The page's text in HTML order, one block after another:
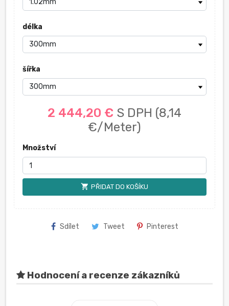
délka
šířka
2 444,20 € S DPH (8,14
€/Meter)
Množství
shopping_cart PŘIDAT DO KOŠÍKU
Sdílet Tweet Pinterest
Hodnocení a recenze zákazníků